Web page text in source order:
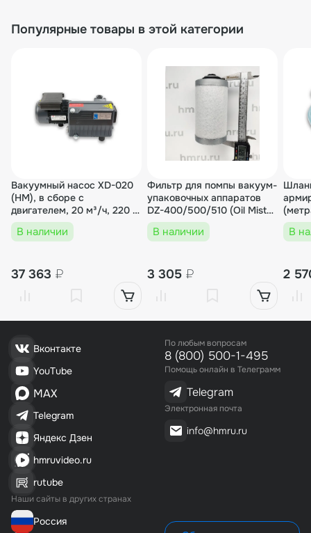
Популярные товары в этой категории
Вакуумный насос XD-020
(HM), в сборе с
двигателем, 20 м³/ч, 220 В,
750 Вт, для DZ, HVC, HVT,
TBВ наличии
37 363 ₽
Фильтр для помпы вакуум-
упаковочных аппаратов
DZ-400/500/510 (Oil Mist
Filter)
В наличии
3 305 ₽
В
2
Вконтакте
YouTube
MAX
Telegram
Яндекс Дзен
hmruvideo.ru
rutube
Наши сайты в других странах
Россия
По любым вопросам
8 (800) 500-1-495
Помощь онлайн в Телеграмм
Telegram
Электронная почта
info@hmru.ru